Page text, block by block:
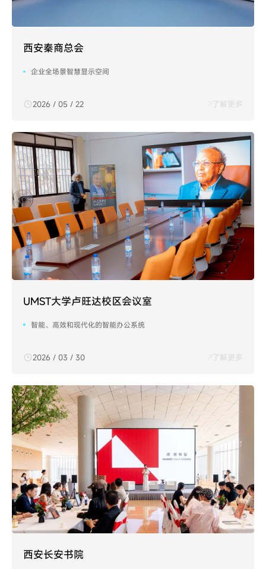
西安秦商总会
企业全场景智慧显示空间
2026 / 05 / 22 了解更多
UMST大学卢旺达校区会议室
智能、高效和现代化的智能办公系统
2026 / 03 / 30 了解更多
西安长安书院